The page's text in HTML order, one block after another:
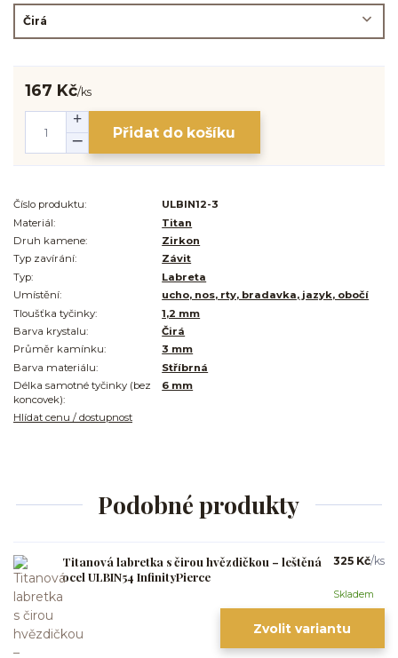
167 Kč/ks
Přidat do košíku
Číslo produktu:
ULBIN12-3
Materiál:
Titan
Druh kamene:
Zirkon
Typ zavírání:
Závit
Typ:
Labreta
Umístění:
ucho, nos, rty, bradavka, jazyk, obočí
Tloušťka tyčinky:
1,2 mm
Barva krystalu:
Čirá
Průměr kamínku:
3 mm
Barva materiálu:
Stříbrná
Délka samotné tyčinky (bez
koncovek):
6 mm
Hlídat cenu / dostupnost
Podobné produkty
Titanová labretka s čirou hvězdičkou – leštěná
ocel ULBIN54 InfinityPierce
325 Kč/ks
Skladem
Zvolit variantu